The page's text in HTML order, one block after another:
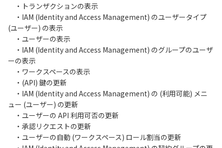
・トランザクションの表示
・IAM (Identity and Access Management) のユーザータイプ
(ユーザー) の表示
・ユーザーの表示
・IAM (Identity and Access Management) のグループのユーザ
ーの表示
・ワークスペースの表示
・(API) 鍵の更新
・IAM (Identity and Access Management) の (利用可能) メニ
ュー (ユーザー) の更新
・ユーザーの API 利用可否の更新
・承認リクエストの更新
・ユーザーの自動 (ワークスペース) ロール割当の更新